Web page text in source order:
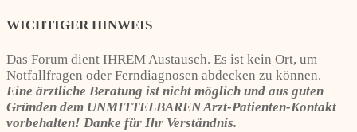
WICHTIGER HINWEIS
Das Forum dient IHREM Austausch. Es ist kein Ort, um
Notfallfragen oder Ferndiagnosen abdecken zu können.
Eine ärztliche Beratung ist nicht möglich und aus guten
Gründen dem UNMITTELBAREN Arzt-Patienten-Kontakt
vorbehalten! Danke für Ihr Verständnis.